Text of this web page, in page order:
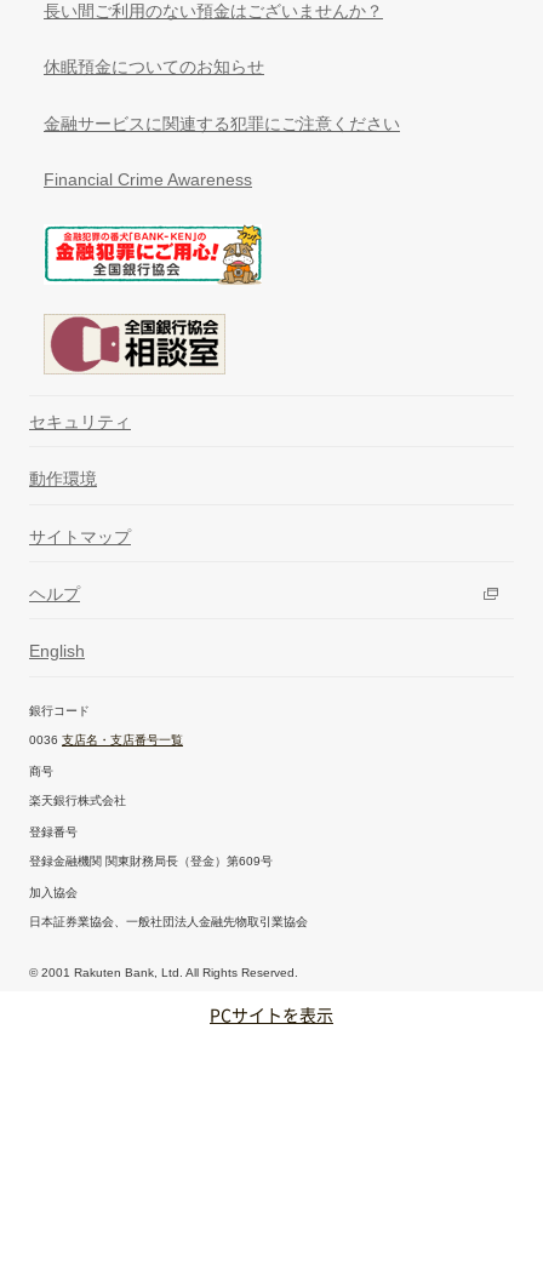
長い間ご利用のない預金はございませんか？
休眠預金についてのお知らせ
金融サービスに関連する犯罪にご注意ください
Financial Crime Awareness
セキュリティ
動作環境
サイトマップ
ヘルプ
English
銀行コード
0036 支店名・支店番号一覧
商号
楽天銀行株式会社
登録番号
登録金融機関 関東財務局長（登金）第609号
加入協会
日本証券業協会、一般社団法人金融先物取引業協会
© 2001 Rakuten Bank, Ltd. All Rights Reserved.
PCサイトを表示